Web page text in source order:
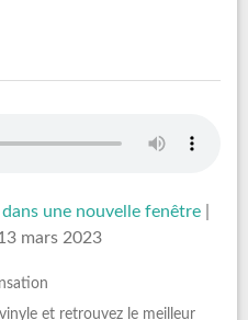
dans une nouvelle fenêtre
mars 2023
et retrouvez le meilleur